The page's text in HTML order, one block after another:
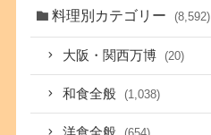
料理別カテゴリー (8,592)
大阪・関西万博 (20)
和食全般 (1,038)